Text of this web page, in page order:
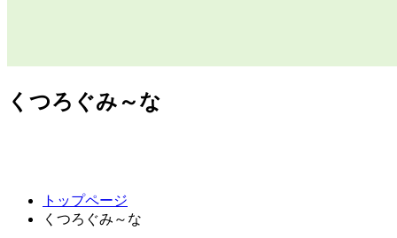
くつろぐみ～な
トップページ
くつろぐみ～な